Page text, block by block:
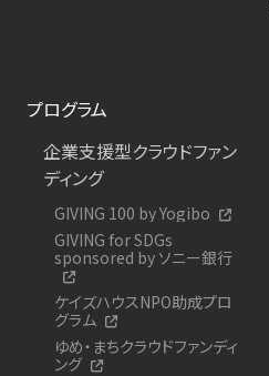
プログラム
企業支援型クラウドファン
ディング
GIVING 100 by Yogibo
GIVING for SDGs
sponsored by ソニー銀行
ケイズハウスNPO助成プロ
グラム
ゆめ・まちクラウドファンディ
ング